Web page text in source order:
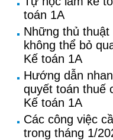
toán 1A
Những thủ
không thể bỏ
Kế toán 1A
Hướng dẫn
quyết toán thuế
Kế toán 1A
Các công việc
trong tháng 1/